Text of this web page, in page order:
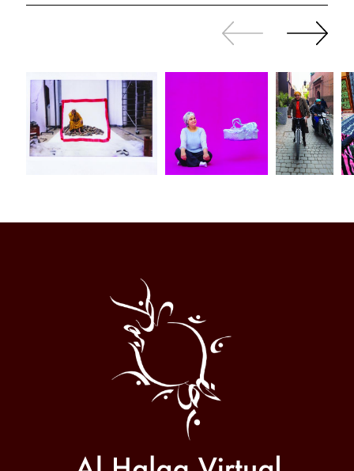
Zurück
sliden
Weiter
sliden
Halqa